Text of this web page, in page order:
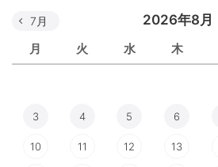
2026年8月
月 火 水 木
7月
3 4 5 6
10 11 12 13